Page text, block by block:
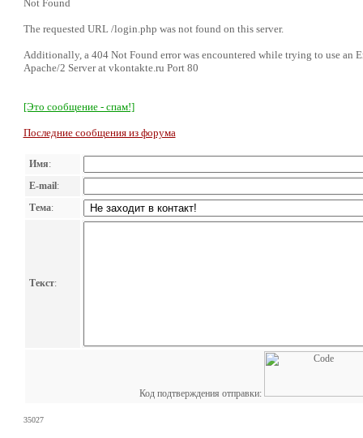
Not Found
The requested URL /login.php was not found on this server.
Additionally, a 404 Not Found error was encountered while trying to use an
Apache/2 Server at vkontakte.ru Port 80
[Это сообщение - спам!]
Последние сообщения из форума
Имя:
E-mail:
Тема:
Текст:
Код подтверждения отправки:
35027